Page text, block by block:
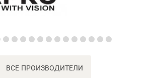
ВСЕ ПРОИЗВОДИТЕЛИ